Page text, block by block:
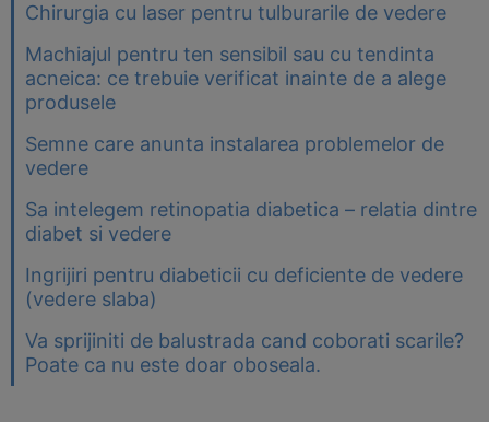
Chirurgia cu laser pentru tulburarile de vedere
Machiajul pentru ten sensibil sau cu tendinta
acneica: ce trebuie verificat inainte de a alege
produsele
Semne care anunta instalarea problemelor de
vedere
Sa intelegem retinopatia diabetica – relatia dintre
diabet si vedere
Ingrijiri pentru diabeticii cu deficiente de vedere
(vedere slaba)
Va sprijiniti de balustrada cand coborati scarile?
Poate ca nu este doar oboseala.